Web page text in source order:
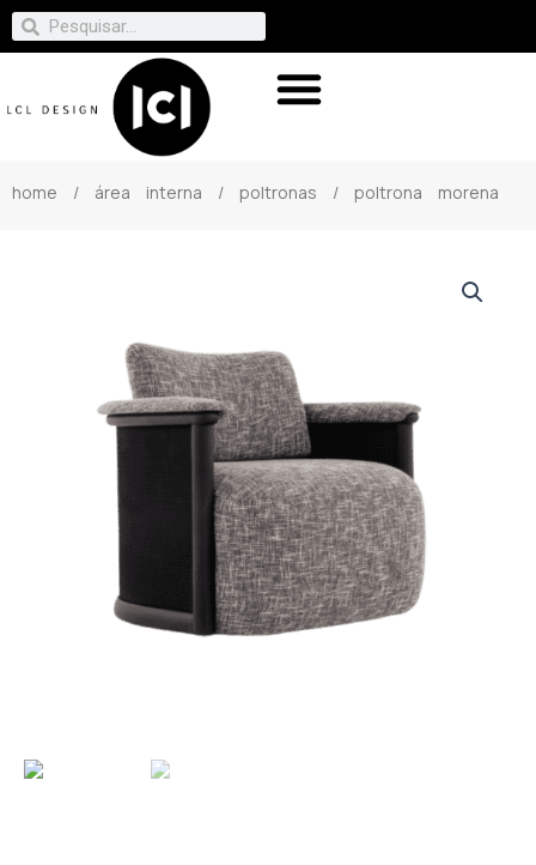
home / área interna / poltronas / poltrona morena